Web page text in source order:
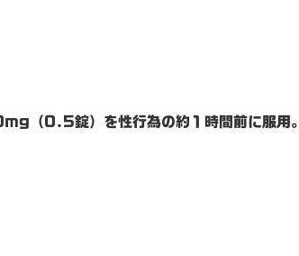
（0.5錠）を性行為の約１時間前に服用。